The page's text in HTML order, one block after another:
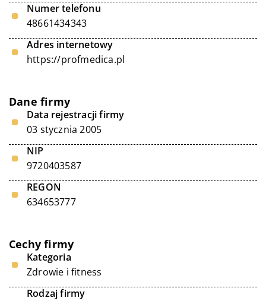
Numer telefonu
48661434343
Adres internetowy
https://profmedica.pl
Dane firmy
Data rejestracji firmy
03 stycznia 2005
NIP
9720403587
REGON
634653777
Cechy firmy
Kategoria
Zdrowie i fitness
Rodzaj firmy